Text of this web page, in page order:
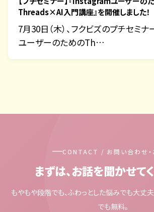
Threads×AI入門講座』を開催しました！
7月30日（木）、フクビズのプチセミ
ユーザーのためのTh…
CONTACT / お問い合わせ・
まずは、お話を聞かせて
もやもや段階でも、ふわっとした悩みでも大丈夫
でも無料。